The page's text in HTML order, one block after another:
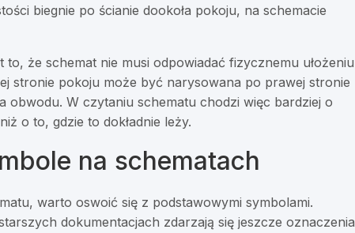
biegnie po ścianie dookoła pokoju, na schemacie
że schemat nie musi odpowiadać fizycznemu ułożeniu
stronie pokoju może być narysowana po prawej stronie
obwodu. W czytaniu schematu chodzi więc bardziej o
o to, gdzie to dokładnie leży.
na schematach
warto oswoić się z podstawowymi symbolami.
dokumentacjach zdarzają się jeszcze oznaczenia